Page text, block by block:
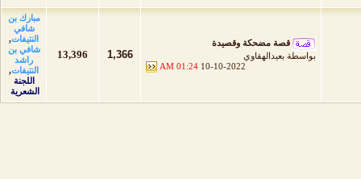
قصة مضحكة وقصيدة
بواسطة بعيدالهقاوي
10-10-2022
01:24 AM
1,366
13,396
مبارك بن
شافي
النتيفات,
شافي بن
راشد
النتيفات,
اللجنة
الشعرية